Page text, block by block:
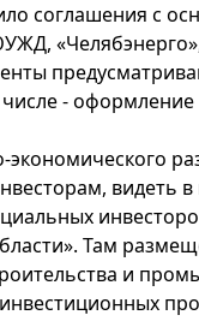
соглашения с
-
видеть в
Там
и